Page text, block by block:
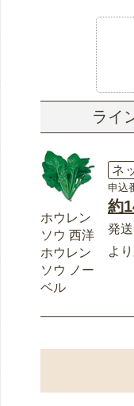
ライ
ホウレン
ソウ 西洋
ホウレン
ソウ ノー
ベル
ネ
申込
約
発
よ